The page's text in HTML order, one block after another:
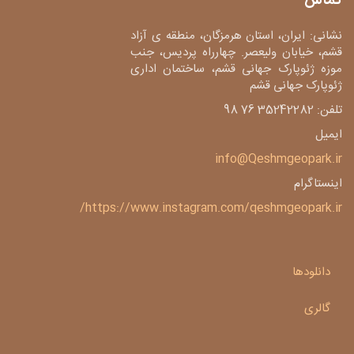
نشانی: ایران، استان هرمزگان، منطقه ی آزاد
قشم، خیابان ولیعصر. چهارراه پردیس، جنب
موزه ژئوپارک جهانی قشم، ساختمان اداری
ژئوپارک جهانی قشم
تلفن: 35242282 76 98
ایمیل
info@Qeshmgeopark.ir
اینستاگرام
https://www.instagram.com/qeshmgeopark.ir/
دانلودها
گالری